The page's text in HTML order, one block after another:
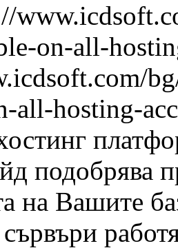
on-all-
all-hosting-
подобрява
на Вашите